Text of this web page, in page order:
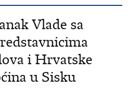
Vlade sa
i Hrvatske
u Sisku